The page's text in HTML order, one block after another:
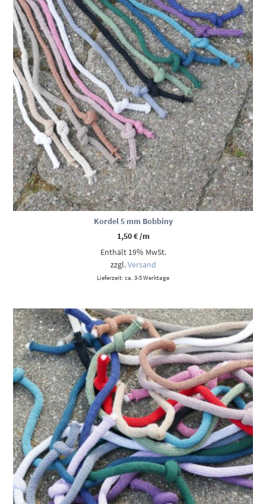
Kordel 5 mm Bobbiny
1,50€/m
Enthält 19% MwSt.
zzgl.Versand
Lieferzeit: ca. 3-5 Werktage